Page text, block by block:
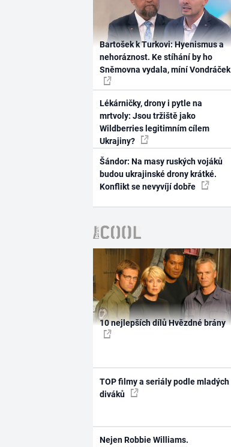
Bartošek k Turkovi: Hyenismus a
nehoráznost. Ke stíhání by ho
Sněmovna vydala, míní Vondráček
Lékárničky, drony i pytle na
mrtvoly: Jsou tržiště jako
Wildberries legitimním cílem
Ukrajiny?
Šándor: Na masy ruských vojáků
budou ukrajinské drony krátké.
Konflikt se nevyvíjí dobře
10 nejlepších dílů Hvězdné brány
TOP filmy a seriály podle mladých
diváků
Nejen Robbie Williams.